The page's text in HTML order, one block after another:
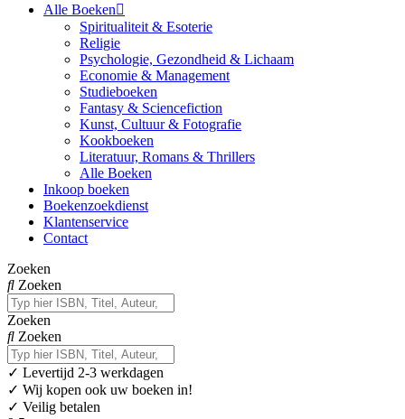
Alle Boeken
Spiritualiteit & Esoterie
Religie
Psychologie, Gezondheid & Lichaam
Economie & Management
Studieboeken
Fantasy & Sciencefiction
Kunst, Cultuur & Fotografie
Kookboeken
Literatuur, Romans & Thrillers
Alle Boeken
Inkoop boeken
Boekenzoekdienst
Klantenservice
Contact
Zoeken
Zoeken
Zoeken
Zoeken
✓ Levertijd 2-3 werkdagen
✓ Wij kopen ook uw boeken in!
✓ Veilig betalen